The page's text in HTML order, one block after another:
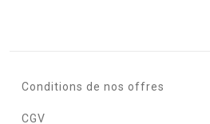
Conditions de nos offres
CGV